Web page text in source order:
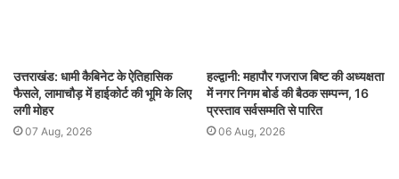
उत्तराखंड: धामी कैबिनेट के ऐतिहासिक
फैसले, लामाचौड़ में हाईकोर्ट की भूमि के लिए
लगी मोहर
07 Aug, 2026
हल्द्वानी: महापौर गजराज बिष्ट की अध्यक्षता
में नगर निगम बोर्ड की बैठक सम्पन्न, 16
प्रस्ताव सर्वसम्मति से पारित
06 Aug, 2026